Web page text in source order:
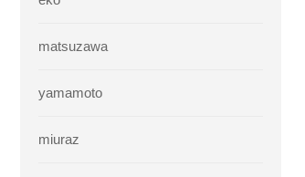
matsuzawa
yamamoto
miuraz